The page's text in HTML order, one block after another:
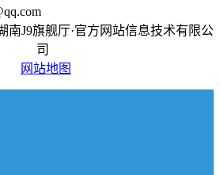
南J9旗舰厅·官方网站信息技术有限公
司
网站地图